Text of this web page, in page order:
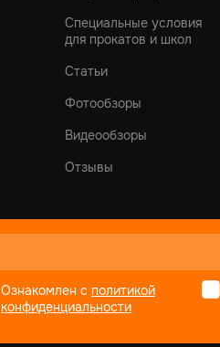
Специальные условия
для прокатов и школ
Статьи
Фотообзоры
Видеообзоры
Отзывы
Ознакомлен с политикой
конфиденциальности